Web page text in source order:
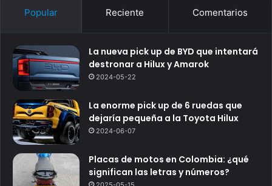
Popular Reciente Comentarios
La nueva pick up de BYD que intentará
destronar a Hilux y Amarok
2024-05-22
La enorme pick up de 6 ruedas que
dejaría pequeña a la Toyota Hilux
2024-06-07
Placas de motos en Colombia: ¿qué
significan las letras y números?